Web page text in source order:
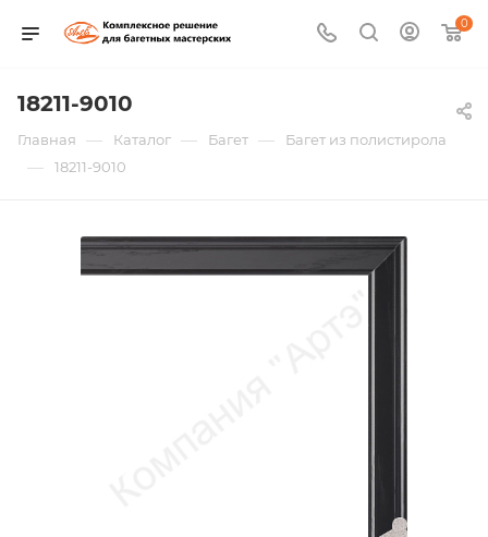
0
18211-9010
Главная — Каталог — Багет — Багет из полистирола
— 18211-9010